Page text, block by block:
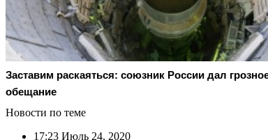
Заставим раскаяться: союзник России дал
обещание
Новости по теме
17:23 Июль 24, 2020